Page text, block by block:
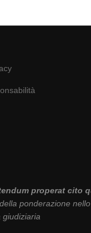
properat cito
ponderazione
giudiziaria